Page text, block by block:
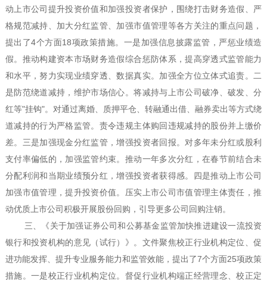
动上市公司提升投资价值和加强投资者保护，围绕打击财务造假、严
格规范减持、加大分红监管、加强市值管理等各方关注的重点问题，
提出了4个方面18项政策措施。一是加强信息披露监管，严惩业绩造
假。推动构建资本市场财务造假综合惩防体系，提高穿透式监管能力
和水平，努力实现业绩穿透、数据真实。加强全方位立体式追责。二
是防范绕道减持，维护市场信心。将减持与上市公司破净、破发、分
红等"挂钩"。对通过离婚、质押平仓、转融通出借、融券卖出等方式绕
道减持的行为严格监管。责令违规主体购回违规减持的股份并上缴价
差。三是加强现金分红监管，增强投资者回报。对多年未分红或股利
支付率偏低的，加强监管约束。推动一年多次分红，在春节前结合未
分配利润和当期业绩预分红，增强投资者获得感。四是推动上市公司
加强市值管理，提升投资价值。压实上市公司市值管理主体责任，推
动优质上市公司积极开展股份回购，引导更多公司回购注销。
三、《关于加强证券公司和公募基金监管加快推进建设一流投资
银行和投资机构的意见（试行）》。文件聚焦校正行业机构定位、促
进功能发挥、提升专业服务能力和监管效能，提出了7个方面25项政策
措施。一是校正行业机构定位。督促行业机构端正经营理念、校正定